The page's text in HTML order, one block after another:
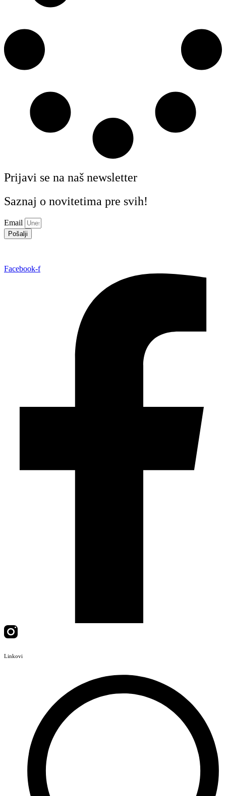
Prijavi se na naš newsletter
Saznaj o novitetima pre svih!
Email
Pošalji
Facebook-f
Linkovi